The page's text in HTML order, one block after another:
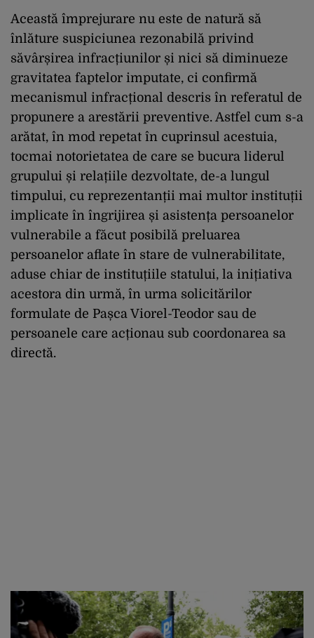
Această împrejurare nu este de natură să
înlăture suspiciunea rezonabilă privind
săvârșirea infracțiunilor și nici să diminueze
gravitatea faptelor imputate, ci confirmă
mecanismul infracțional descris în referatul de
propunere a arestării preventive. Astfel cum s-a
arătat, în mod repetat în cuprinsul acestuia,
tocmai notorietatea de care se bucura liderul
grupului și relațiile dezvoltate, de-a lungul
timpului, cu reprezentanții mai multor instituții
implicate în îngrijirea și asistența persoanelor
vulnerabile a făcut posibilă preluarea
persoanelor aflate în stare de vulnerabilitate,
aduse chiar de instituțiile statului, la inițiativa
acestora din urmă, în urma solicitărilor
formulate de Pașca Viorel-Teodor sau de
persoanele care acționau sub coordonarea sa
directă.